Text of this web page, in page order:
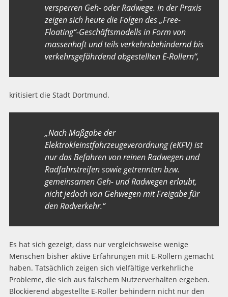
versperren Geh- oder Radwege. In der Praxis
zeigen sich heute die Folgen des „Free-
Floating“-Geschäftsmodells in Form von
massenhaft und teils verkehrsbehindernd bis
verkehrsgefährdend abgestellten E-Rollern“,
kritisiert die Stadt Dortmund.
„Nach Maßgabe der
Elektrokleinstfahrzeugeverordnung (eKFV) ist
nur das Befahren von reinen Radwegen und
Radfahrstreifen sowie getrennten bzw.
gemeinsamen Geh- und Radwegen erlaubt,
nicht jedoch von Gehwegen mit Freigabe für
den Radverkehr.“
Es hat sich gezeigt, dass nur vergleichsweise wenige
Menschen bisher aktive Erfahrungen mit E-Rollern gemacht
haben. Tatsächlich zeigen sich vielfältige verkehrliche
Probleme, die sich aus falschem Nutzerverhalten ergeben.
Blockierend abgestellte E-Roller behindern nicht nur den